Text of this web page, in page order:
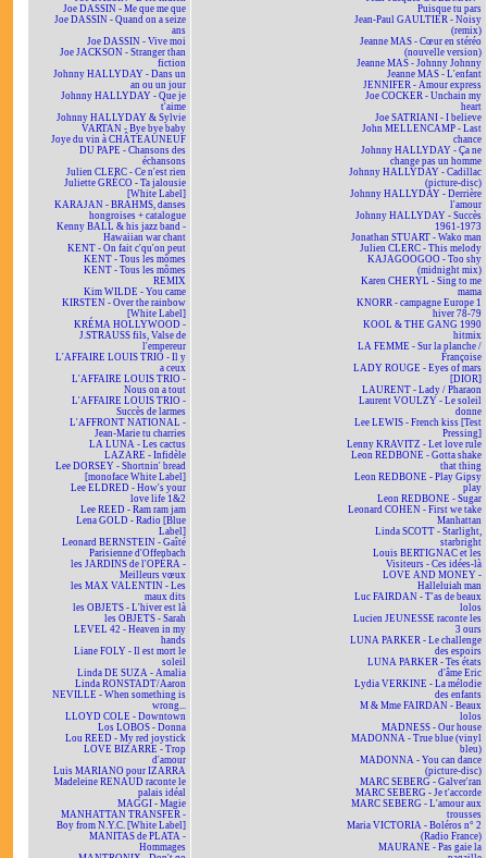
Joe DASSIN - Me que me que
Joe DASSIN - Quand on a seize
ans
Joe DASSIN - Vive moi
Joe JACKSON - Stranger than
fiction
Johnny HALLYDAY - Dans un
an ou un jour
Johnny HALLYDAY - Que je
t'aime
Johnny HALLYDAY & Sylvie
VARTAN - Bye bye baby
Joye du vin à CHÂTEAUNEUF
DU PAPE - Chansons des
échansons
Julien CLERC - Ce n'est rien
Juliette GRÉCO - Ta jalousie
[White Label]
KARAJAN - BRAHMS, danses
hongroises + catalogue
Kenny BALL & his jazz band -
Hawaiian war chant
KENT - On fait c'qu'on peut
KENT - Tous les mômes
KENT - Tous les mômes
REMIX
Kim WILDE - You came
KIRSTEN - Over the rainbow
[White Label]
KRÉMA HOLLYWOOD -
J.STRAUSS fils, Valse de
l'empereur
L'AFFAIRE LOUIS TRIO - Il y
a ceux
L'AFFAIRE LOUIS TRIO -
Nous on a tout
L'AFFAIRE LOUIS TRIO -
Succès de larmes
L'AFFRONT NATIONAL -
Jean-Marie tu charries
LA LUNA - Les cactus
LAZARE - Infidèle
Lee DORSEY - Shortnin' bread
[monoface White Label]
Lee ELDRED - How's your
love life 1&2
Lee REED - Ram ram jam
Lena GOLD - Radio [Blue
Label]
Leonard BERNSTEIN - Gaîté
Parisienne d'Offenbach
les JARDINS de l'OPÉRA -
Meilleurs vœux
les MAX VALENTIN - Les
maux dits
les OBJETS - L'hiver est là
les OBJETS - Sarah
LEVEL 42 - Heaven in my
hands
Liane FOLY - Il est mort le
soleil
Linda DE SUZA - Amalia
Linda RONSTADT/Aaron
NEVILLE - When something is
wrong...
LLOYD COLE - Downtown
Los LOBOS - Donna
Lou REED - My red joystick
LOVE BIZARRE - Trop
d'amour
Luis MARIANO pour IZARRA
Madeleine RENAUD raconte le
palais idéal
MAGGI - Magie
MANHATTAN TRANSFER -
Boy from N.Y.C. [White Label]
MANITAS de PLATA -
Hommages
Puisque tu pars
Jean-Paul GAULTIER - Noisy
(remix)
Jeanne MAS - Cœur en stéréo
(nouvelle version)
Jeanne MAS - Johnny Johnny
Jeanne MAS - L'enfant
JENNIFER - Amour express
Joe COCKER - Unchain my
heart
Joe SATRIANI - I believe
John MELLENCAMP - Last
chance
Johnny HALLYDAY - Ça ne
change pas un homme
Johnny HALLYDAY - Cadillac
(picture-disc)
Johnny HALLYDAY - Derrière
l'amour
Johnny HALLYDAY - Succès
1961-1973
Jonathan STUART - Wako man
Julien CLERC - This melody
KAJAGOOGOO - Too shy
(midnight mix)
Karen CHERYL - Sing to me
mama
KNORR - campagne Europe 1
hiver 78-79
KOOL & THE GANG 1990
hitmix
LA FEMME - Sur la planche /
Françoise
LADY ROUGE - Eyes of mars
[DIOR]
LAURENT - Lady / Pharaon
Laurent VOULZY - Le soleil
donne
Lee LEWIS - French kiss [Test
Pressing]
Lenny KRAVITZ - Let love rule
Leon REDBONE - Gotta shake
that thing
Leon REDBONE - Play Gipsy
play
Leon REDBONE - Sugar
Leonard COHEN - First we take
Manhattan
Linda SCOTT - Starlight,
starbright
Louis BERTIGNAC et les
Visiteurs - Ces idées-là
LOVE AND MONEY -
Halleluiah man
Luc FAIRDAN - T'as de beaux
lolos
Lucien JEUNESSE raconte les
3 ours
LUNA PARKER - Le challenge
des espoirs
LUNA PARKER - Tes états
d'âme Eric
Lydia VERKINE - La mélodie
des enfants
M & Mme FAIRDAN - Beaux
lolos
MADNESS - Our house
MADONNA - True blue (vinyl
bleu)
MADONNA - You can dance
(picture-disc)
MARC SEBERG - Galver'ran
MARC SEBERG - Je t'accorde
MARC SEBERG - L'amour aux
trousses
Maria VICTORIA - Boléros n° 2
(Radio France)
MAURANE - Pas gaie la